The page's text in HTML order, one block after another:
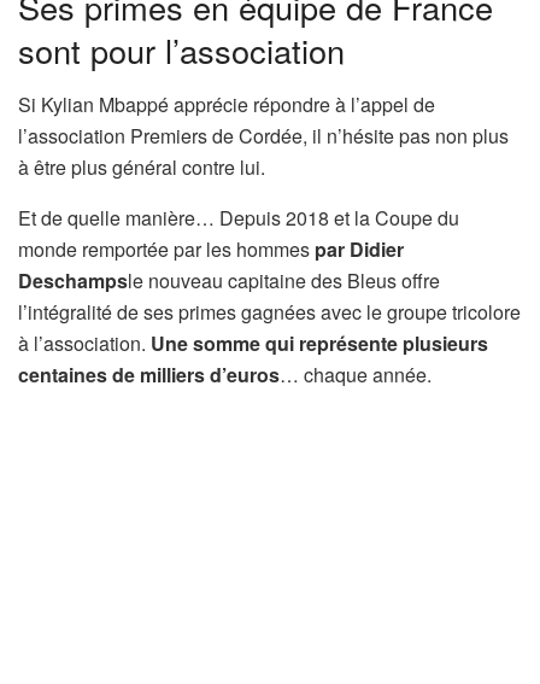
sont pour l’association
Si Kylian Mbappé apprécie répondre à l’appel de
l’association Premiers de Cordée, il n’hésite pas non plus
à être plus général contre lui.
Et de quelle manière… Depuis 2018 et la Coupe du
monde remportée par les hommes par Didier
Deschampsle nouveau capitaine des Bleus offre
l’intégralité de ses primes gagnées avec le groupe tricolore
à l’association. Une somme qui représente plusieurs
centaines de milliers d’euros… chaque année.